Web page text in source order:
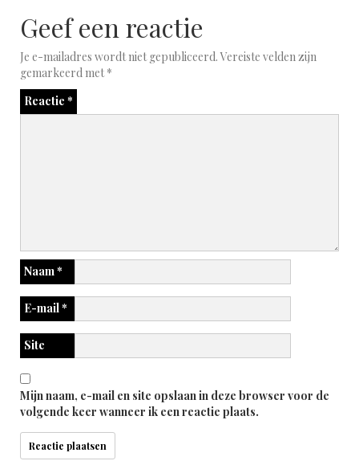
Geef een reactie
Je e-mailadres wordt niet gepubliceerd. Vereiste velden zijn
gemarkeerd met*
Reactie *
Naam*
E-mail*
Site
Mijn naam, e-mail en site opslaan in deze browser voor de
volgende keer wanneer ik een reactie plaats.